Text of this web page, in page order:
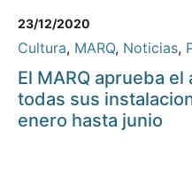
23/12/2020
Cultura, MARQ, Noticias,
El MARQ aprueba
todas sus
enero hasta junio